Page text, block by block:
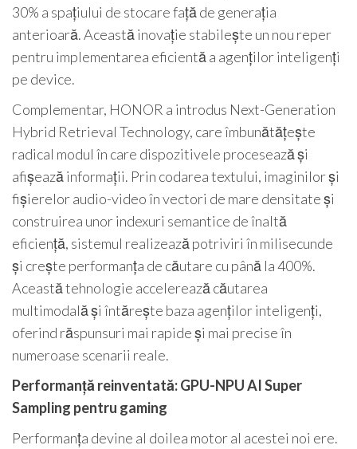
30% a spațiului de stocare față de generația
anterioară. Această inovație stabilește un nou reper
pentru implementarea eficientă a agenților inteligenți
pe device.
Complementar, HONOR a introdus Next-Generation
Hybrid Retrieval Technology, care îmbunătățește
radical modul în care dispozitivele procesează și
afișează informații. Prin codarea textului, imaginilor și
fișierelor audio-video în vectori de mare densitate și
construirea unor indexuri semantice de înaltă
eficiență, sistemul realizează potriviri în milisecunde
și crește performanța de căutare cu până la 400%.
Această tehnologie accelerează căutarea
multimodală și întărește baza agenților inteligenți,
oferind răspunsuri mai rapide și mai precise în
numeroase scenarii reale.
Performanță reinventată: GPU-NPU AI Super
Sampling pentru gaming
Performanța devine al doilea motor al acestei noi ere.